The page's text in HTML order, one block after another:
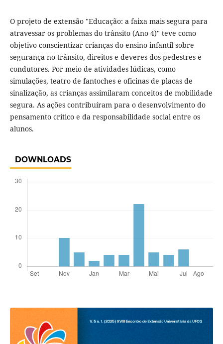
O projeto de extensão "Educação: a faixa mais segura para
atravessar os problemas do trânsito (Ano 4)" teve como
objetivo conscientizar crianças do ensino infantil sobre
segurança no trânsito, direitos e deveres dos pedestres e
condutores. Por meio de atividades lúdicas, como
simulações, teatro de fantoches e oficinas de placas de
sinalização, as crianças assimilaram conceitos de mobilidade
segura. As ações contribuíram para o desenvolvimento do
pensamento crítico e da responsabilidade social entre os
alunos.
DOWNLOADS